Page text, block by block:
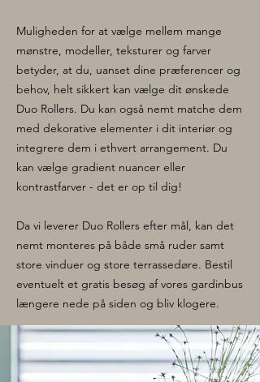
Muligheden for at vælge mellem mange
mønstre, modeller, teksturer og farver
betyder, at du, uanset dine præferencer og
behov, helt sikkert kan vælge dit ønskede
Duo Rollers. Du kan også nemt matche dem
med dekorative elementer i dit interiør og
integrere dem i ethvert arrangement. Du
kan vælge gradient nuancer eller
kontrastfarver - det er op til dig!
Da vi leverer Duo Rollers efter mål, kan det
nemt monteres på både små ruder samt
store vinduer og store terrassedøre. Bestil
eventuelt et gratis besøg af vores gardinbus
længere nede på siden og bliv klogere.